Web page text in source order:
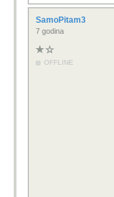
SamoPitam3
7 godina
OFFLINE